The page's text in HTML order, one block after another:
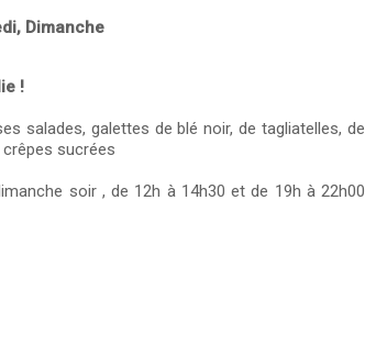
Dimanche
!
salades, galettes de blé noir, de tagliatelles, de
sucrées
soir , de 12h à 14h30 et de 19h à 22h00